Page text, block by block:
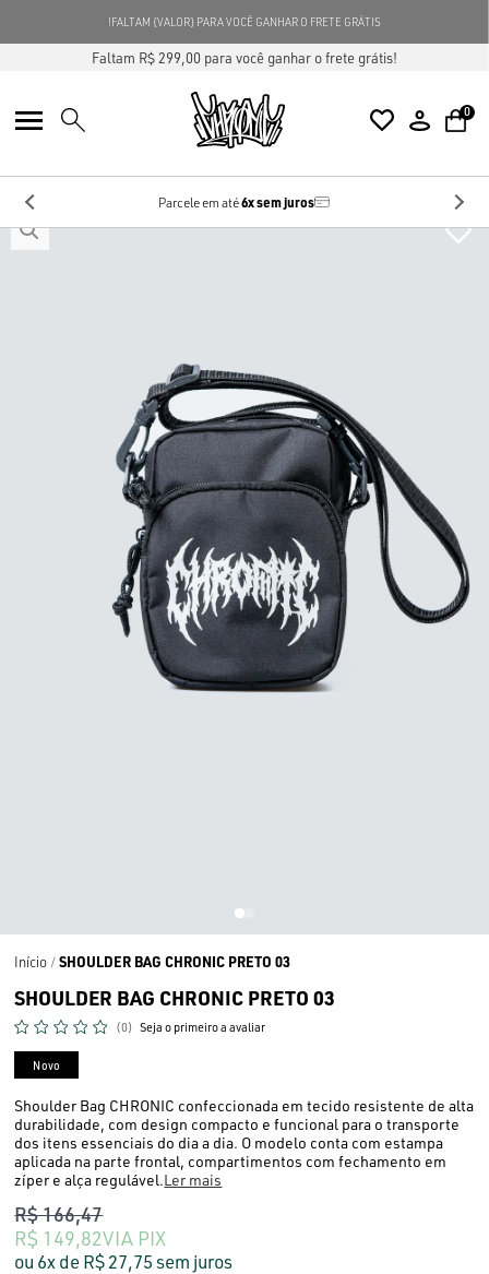
FALTAM {VALOR} PARA VOCÊ GANHAR O FRETE GRÁTIS!
Faltam R$ 299,00 para você ganhar o frete grátis!
0
Parcele em até6x sem juros
Início SHOULDER BAG CHRONIC PRETO 03
SHOULDER BAG CHRONIC PRETO 03
(0) Seja o primeiro a avaliar
Novo
Shoulder Bag CHRONIC confeccionada em tecido resistente de alta
durabilidade, com design compacto e funcional para o transporte
dos itens essenciais do dia a dia. O modelo conta com estampa
aplicada na parte frontal, compartimentos com fechamento em
zíper e alça regulável.Ler mais
R$ 149,82VIA PIX
R$ 166,47
6x R$ 27,75sem juros